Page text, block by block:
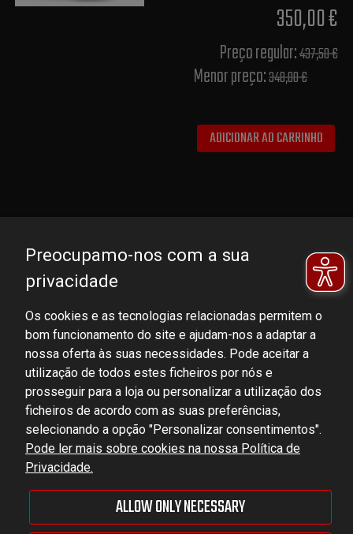
350,00 €
Preço regular:437,50 €
Menor preço:348,00 €
ADICIONAR AO CARRINHO
DOMINATOR GROUP Sp. z o.o.
Ludowa 59, 43-514 Kaniów, POLAND
VAT ID No.: 6521751083
dominator@dominator.pl
© Copyright 2022 | Dominator Group Sp. z o. o.
Preocupamo-nos com a sua
privacidade
Os cookies e as tecnologias relacionadas permitem o
bom funcionamento do site e ajudam-nos a adaptar a
nossa oferta às suas necessidades. Pode aceitar a
utilização de todos estes ficheiros por nós e
prosseguir para a loja ou personalizar a utilização dos
ficheiros de acordo com as suas preferências,
selecionando a opção "Personalizar consentimentos".
Pode ler mais sobre cookies na nossa Política de
Privacidade.
ALLOW ONLY NECESSARY